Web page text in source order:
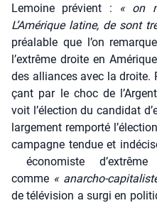
Lemoine pré­vient :
« on
L’Amérique latine, de sont
préa­lable que l’on
l’extrême droite en
des alliances avec la
çant par le choc de
voit l’élection du can­di­dat
lar­ge­ment rem­por­té
cam­pagne ten­due et
éco­no­miste
comme « anar­cho-
de télé­vi­sion a sur­gi en